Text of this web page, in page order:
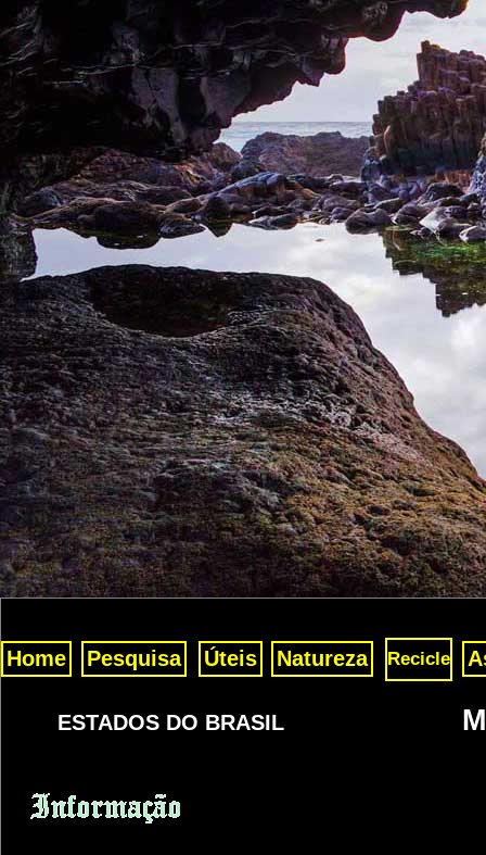
Home Pesquisa Úteis Natureza Recicle
ESTADOS DO BRASIL